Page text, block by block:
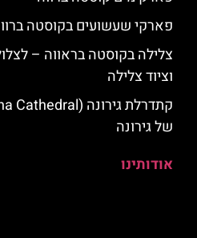
פארקי שעשועים בקוסטה
צלילה בקוסטה בראווה –
וציוד צלילה
של גירונה
אודותינו